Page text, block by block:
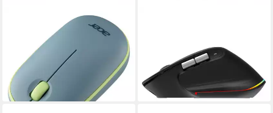
2,4G Maus AMR 100 Bubble
Mouse Maus
44,61 €
lieferbar - in 4-5 Werktagen bei dir
ergonomisch RGB
Beleuchtung Maus
52,99 €
lieferbar - in 3-4 Werktagen bei dir